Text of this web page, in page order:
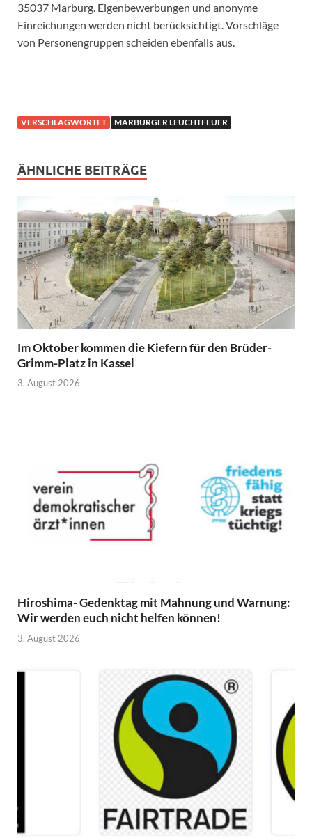
35037 Marburg. Eigenbewerbungen und anonyme
Einreichungen werden nicht berücksichtigt. Vorschläge
von Personengruppen scheiden ebenfalls aus.
VERSCHLAGWORTET MARBURGER LEUCHTFEUER
ÄHNLICHE BEITRÄGE
Im Oktober kommen die Kiefern für den Brüder-
Grimm-Platz in Kassel
3. August 2026
Hiroshima- Gedenktag mit Mahnung und Warnung:
Wir werden euch nicht helfen können!
3. August 2026